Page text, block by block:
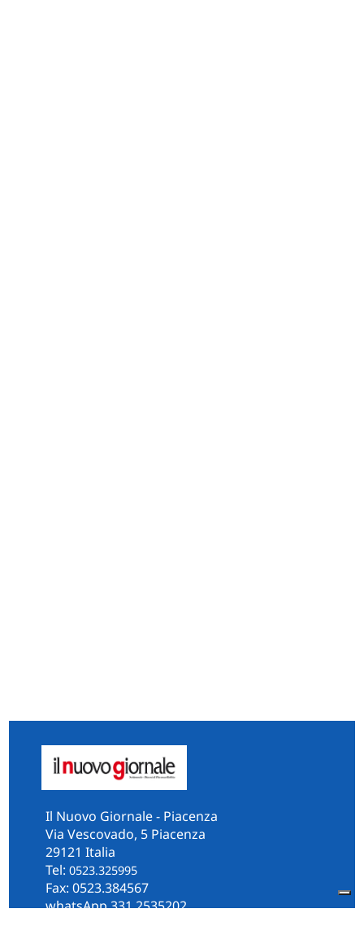
Il Nuovo Giornale - Piacenza
Via Vescovado, 5 Piacenza
29121 Italia
Tel: 0523.325995
Fax: 0523.384567
whatsApp 331.2535202